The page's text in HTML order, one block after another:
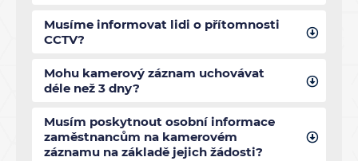
Musíme informovat lidi o přítomnosti
CCTV?
Mohu kamerový záznam uchovávat
déle než 3 dny?
Musím poskytnout osobní informace
zaměstnancům na kamerovém
záznamu na základě jejich žádosti?